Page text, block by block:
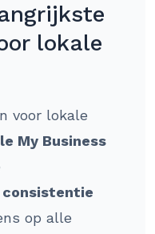
lokale
voor lokale
My Business
consistentie
op alle